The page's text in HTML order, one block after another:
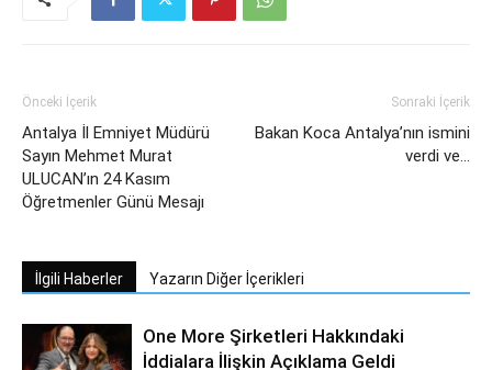
Önceki İçerik
Antalya İl Emniyet Müdürü
Sayın Mehmet Murat
ULUCAN’ın 24 Kasım
Öğretmenler Günü Mesajı
Sonraki İçerik
Bakan Koca Antalya’nın ismini
verdi ve…
İlgili Haberler Yazarın Diğer İçerikleri
One More Şirketleri Hakkındaki
İddialara İlişkin Açıklama Geldi